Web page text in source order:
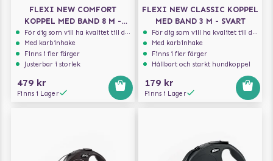
FLEXI NEW COMFORT
KOPPEL MED BAND 8 M -
SVART
För dig som vill ha kvalitet till din hund!
Med karbinhake
Finns i fler färger
Justerbar i storlek
479 kr
Finns i Lager
FLEXI NEW CLASSIC KOPPEL
MED BAND 3 M - SVART
För dig som vill ha kvalitet till din hund!
Med karbinhake
Finns i fler färger
Hållbart och starkt hundkoppel
179 kr
Finns i Lager